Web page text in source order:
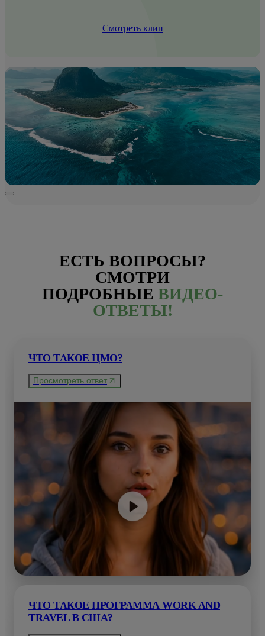
Смотреть клип
ЕСТЬ ВОПРОСЫ?
СМОТРИ
ПОДРОБНЫЕ ВИДЕО-
ОТВЕТЫ!
ЧТО ТАКОЕ ЦМО?
Просмотреть ответ
ЧТО ТАКОЕ ПРОГРАММА WORK AND
TRAVEL В США?